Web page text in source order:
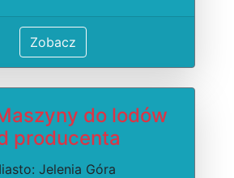
Zobacz
do lodów
producenta
Jelenia Góra